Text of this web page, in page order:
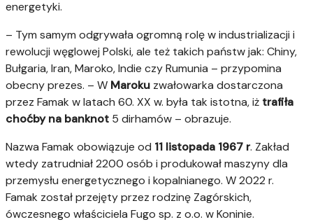
energetyki.
– Tym samym odgrywała ogromną rolę w industrializacji i
rewolucji węglowej Polski, ale też takich państw jak: Chiny,
Bułgaria, Iran, Maroko, Indie czy Rumunia – przypomina
obecny prezes. – W Maroku zwałowarka dostarczona
przez Famak w latach 60. XX w. była tak istotna, iż trafiła
choćby na banknot 5 dirhamów – obrazuje.
Nazwa Famak obowiązuje od 11 listopada 1967 r. Zakład
wtedy zatrudniał 2200 osób i produkował maszyny dla
przemysłu energetycznego i kopalnianego. W 2022 r.
Famak został przejęty przez rodzinę Zagórskich,
ówczesnego właściciela Fugo sp. z o.o. w Koninie.